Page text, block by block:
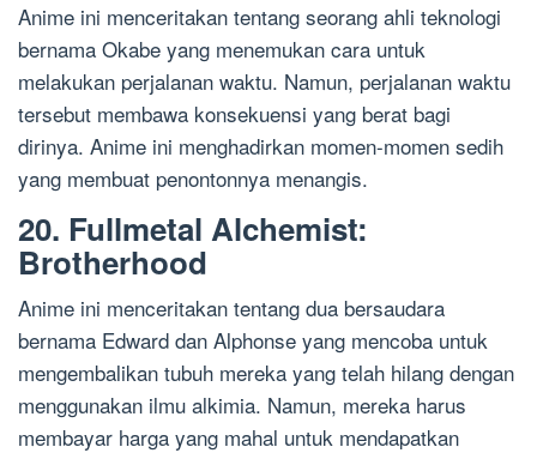
Anime ini menceritakan tentang seorang ahli teknologi
bernama Okabe yang menemukan cara untuk
melakukan perjalanan waktu. Namun, perjalanan waktu
tersebut membawa konsekuensi yang berat bagi
dirinya. Anime ini menghadirkan momen-momen sedih
yang membuat penontonnya menangis.
20. Fullmetal Alchemist:
Brotherhood
Anime ini menceritakan tentang dua bersaudara
bernama Edward dan Alphonse yang mencoba untuk
mengembalikan tubuh mereka yang telah hilang dengan
menggunakan ilmu alkimia. Namun, mereka harus
membayar harga yang mahal untuk mendapatkan